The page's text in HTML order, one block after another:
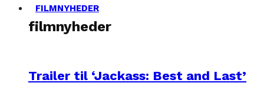
FILMNYHEDER
filmnyheder
Trailer til ‘Jackass: Best and Last’